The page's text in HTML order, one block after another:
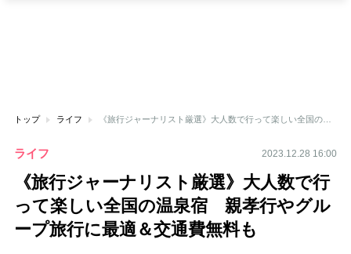
トップ ライフ 《旅行ジャーナリスト厳選》大人数で行って楽しい全国の温泉宿 親孝行やグループ旅行に最適＆交通費無料も
ライフ 2023.12.28 16:00
《旅行ジャーナリスト厳選》大人数で行
って楽しい全国の温泉宿 親孝行やグル
ープ旅行に最適＆交通費無料も